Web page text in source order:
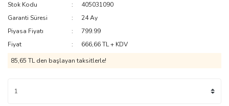
Stok Kodu
405031090
Garanti Süresi
24 Ay
Piyasa Fiyatı
799.99
Fiyat
666,66 TL + KDV
85,65 TL den başlayan taksitlerle!